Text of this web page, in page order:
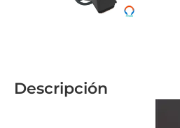
Descripción